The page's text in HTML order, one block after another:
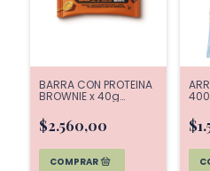
BARRA CON PROTEINA
BROWNIE x 40g
$2.560,00